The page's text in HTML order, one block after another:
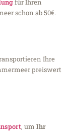
für Ihren
schon ab 50€.
Ihre
preiswert
, um Ihr